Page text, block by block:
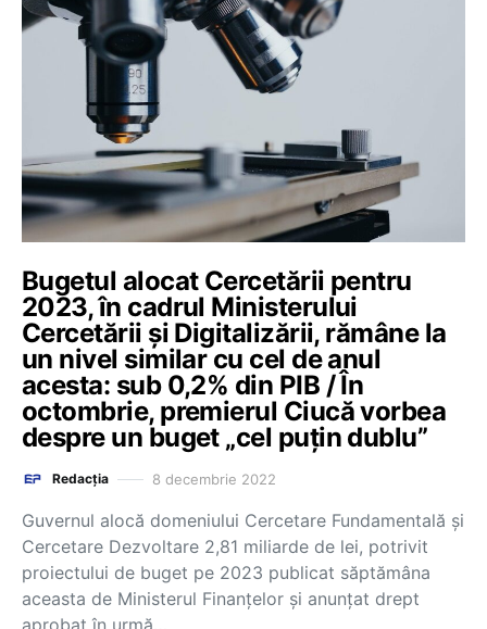
Bugetul alocat Cercetării pentru
2023, în cadrul Ministerului
Cercetării și Digitalizării, rămâne la
un nivel similar cu cel de anul
acesta: sub 0,2% din PIB / În
octombrie, premierul Ciucă vorbea
despre un buget „cel puțin dublu”
Redacția 8 decembrie 2022
Guvernul alocă domeniului Cercetare Fundamentală și
Cercetare Dezvoltare 2,81 miliarde de lei, potrivit
proiectului de buget pe 2023 publicat săptămâna
aceasta de Ministerul Finanțelor și anunțat drept
aprobat în urmă…